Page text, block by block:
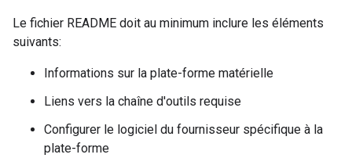
Le fichier README doit au minimum inclure les éléments
suivants:
Informations sur la plate-forme matérielle
Liens vers la chaîne d'outils requise
Configurer le logiciel du fournisseur spécifique à la
plate-forme